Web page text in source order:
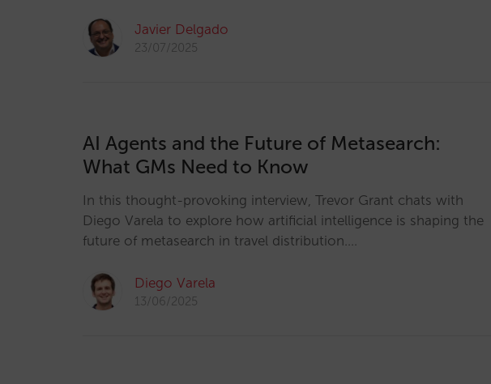
Javier Delgado
23/07/2025
AI Agents and the Future of Metasearch:
What GMs Need to Know
In this thought-provoking interview, Trevor Grant chats with
Diego Varela to explore how artificial intelligence is shaping the
future of metasearch in travel distribution.…
Diego Varela
13/06/2025